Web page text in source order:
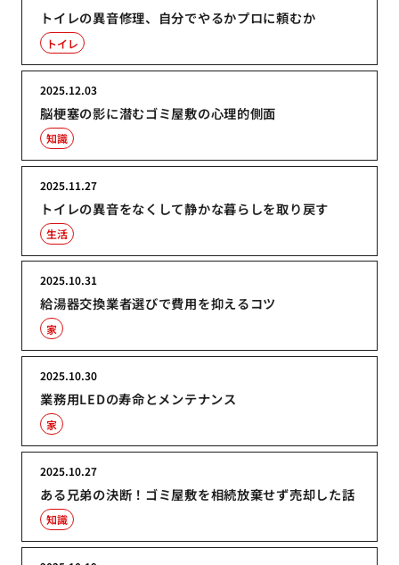
トイレの異音修理、自分でやるかプロに頼むか
トイレ
脳梗塞の影に潜むゴミ屋敷の心理的側面
2025.12.03
知識
トイレの異音をなくして静かな暮らしを取り戻す
2025.11.27
生活
給湯器交換業者選びで費用を抑えるコツ
2025.10.31
家
業務用LEDの寿命とメンテナンス
2025.10.30
家
ある兄弟の決断！ゴミ屋敷を相続放棄せず売却した話
2025.10.27
知識